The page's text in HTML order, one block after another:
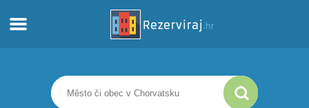
Apartmány